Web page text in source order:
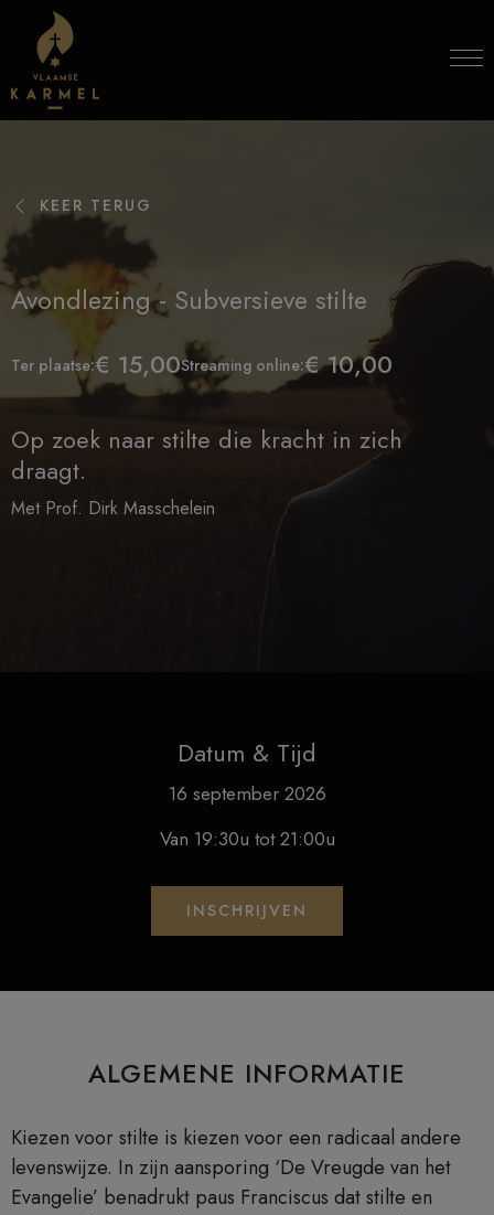
Skip to content
KEER TERUG
Avondlezing - Subversieve stilte
Ter plaatse:€ 15,00Streaming online:€ 10,00
Op zoek naar stilte die kracht in zich
draagt.
Met Prof. Dirk Masschelein
Datum & Tijd
16 september 2026
Van 19:30u tot 21:00u
INSCHRIJVEN
ALGEMENE INFORMATIE
Kiezen voor stilte is kiezen voor een radicaal andere
levenswijze. In zijn aansporing ‘De Vreugde van het
Evangelie’ benadrukt paus Franciscus dat stilte en